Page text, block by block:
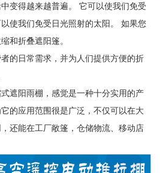
变得越来越普遍。 它可以使我们免受
使我们免受日光照射的太阳。 如果您
和折叠遮阳篷。
的日常需求，并为人们提供方便的折
遮阳雨棚，感觉是一种十分实用的产
的应用范围很是广泛，不仅可以在大
还能在工厂敞篷，仓储物流、移动店